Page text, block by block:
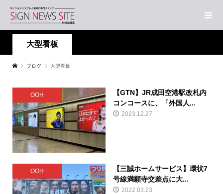
大型看板
ブログ 大型看板
OOH
【GTN】JR成田空港駅改札内
コンコースに、「外国人...
2023.12.27
OOH
【三誠ホームサービス】環状7
号線満願寺交差点に大...
2022.03.23